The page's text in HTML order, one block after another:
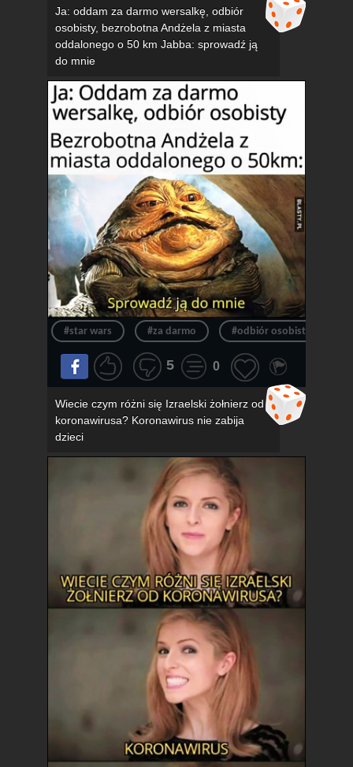
Ja: oddam za darmo wersalkę, odbiór
osobisty, bezrobotna Andżela z miasta
oddalonego o 50 km Jabba: sprowadź ją
do mnie
#star wars #za darmo #odbiór osobisty
5 0
Wiecie czym różni się Izraelski żołnierz od
koronawirusa? Koronawirus nie zabija
dzieci